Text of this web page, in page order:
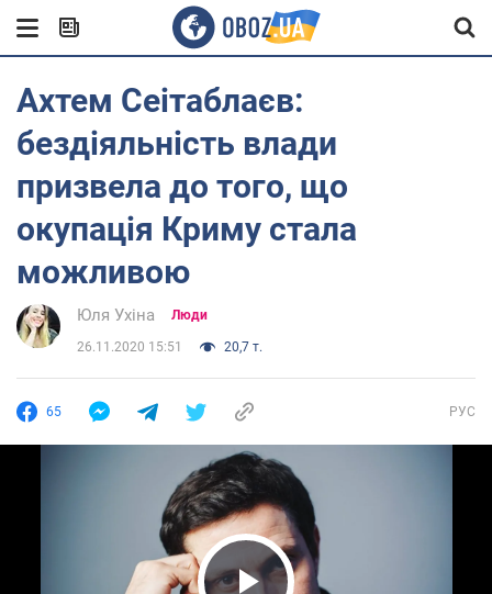
Ахтем Сеітаблаєв:
бездіяльність влади
призвела до того, що
окупація Криму стала
можливою
Юля Ухіна Люди
26.11.2020 15:51 20,7 т.
65 РУС